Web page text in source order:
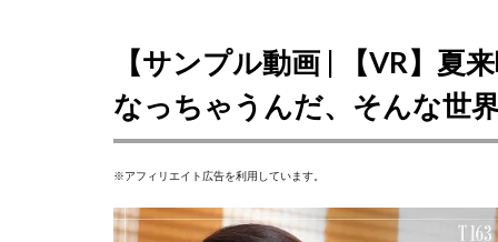
【サンプル動画 | 【VR】夏
なっちゃうんだ、そんな世
※アフィリエイト広告を利用しています。